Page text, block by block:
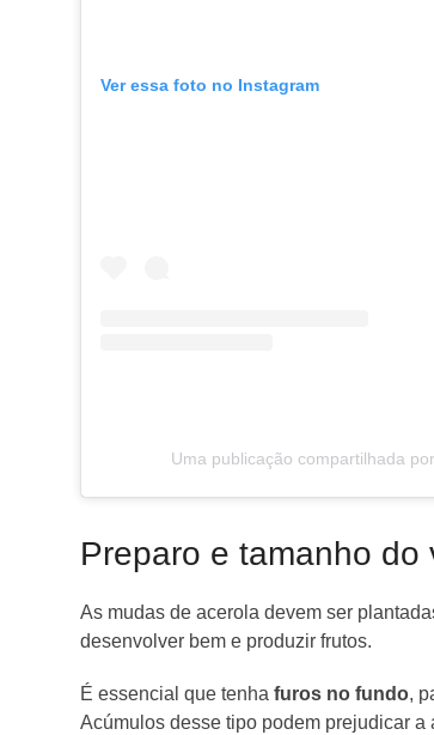
Ver essa foto no Instagram
Uma publicação compartilhada
Preparo e tamanho do
As mudas de acerola devem ser
desenvolver bem e produzir frutos.
É essencial que tenhafuros no fundo,
Acúmulos desse tipo podem prejudicar